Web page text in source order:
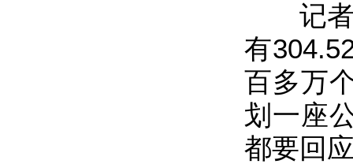
记者
有
百多万
划一座
都要回